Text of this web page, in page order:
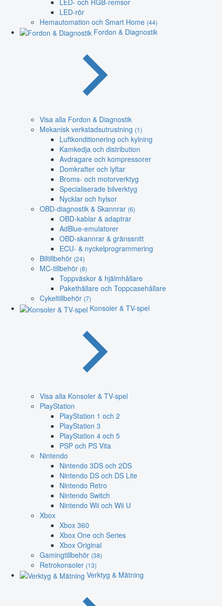
LED-rör
Hemautomation och Smart Home (44)
Fordon & Diagnostik
Visa alla Fordon & Diagnostik
Mekanisk verkstadsutrustning (1)
Luftkonditionering och kylning
Kamkedja och distribution
Avdragare och kompressorer
Domkrafter och lyftar
Broms- och motorverktyg
Specialiserade bilverktyg
Nycklar och hylsor
OBD-diagnostik & Skannrar (6)
OBD-kablar & adaptrar
AdBlue-emulatorer
OBD-skannrar & gränssnitt
ECU- & nyckelprogrammering
Biltillbehör (24)
MC-tillbehör (8)
Toppväskor & hjälmhållare
Pakethållare och Toppcasehållare
Cykeltillbehör (7)
Konsoler & TV-spel
Visa alla Konsoler & TV-spel
PlayStation
PlayStation 1 och 2
PlayStation 3
PlayStation 4 och 5
PSP och PS Vita
Nintendo
Nintendo 3DS och 2DS
Nintendo DS och DS Lite
Nintendo Retro
Nintendo Switch
Nintendo Wii och Wii U
Xbox
Xbox 360
Xbox One och Series
Xbox Original
Gamingtillbehör (38)
Retrokonsoler (13)
Verktyg & Mätning